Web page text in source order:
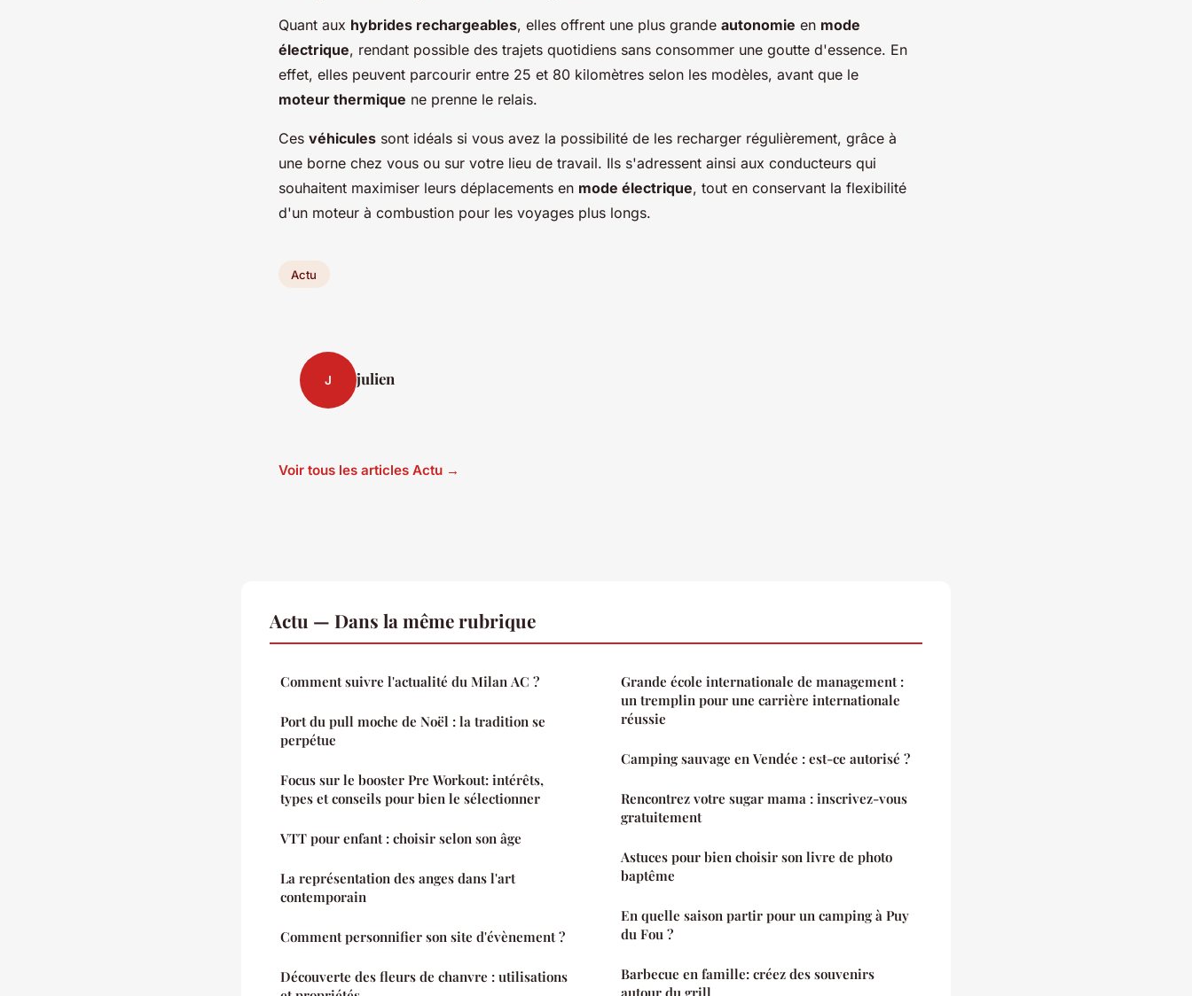
Quant aux hybrides rechargeables, elles offrent une plus grande autonomie en mode
électrique, rendant possible des trajets quotidiens sans consommer une goutte d'essence. En
effet, elles peuvent parcourir entre 25 et 80 kilomètres selon les modèles, avant que le
moteur thermique ne prenne le relais.
Ces véhicules sont idéals si vous avez la possibilité de les recharger régulièrement, grâce à
une borne chez vous ou sur votre lieu de travail. Ils s'adressent ainsi aux conducteurs qui
souhaitent maximiser leurs déplacements en mode électrique, tout en conservant la flexibilité
d'un moteur à combustion pour les voyages plus longs.
Actu
J julien
Voir tous les articles Actu →
Actu — Dans la même rubrique
Comment suivre l'actualité du Milan AC ?
Port du pull moche de Noël : la tradition se
perpétue
Focus sur le booster Pre Workout: intérêts,
types et conseils pour bien le sélectionner
VTT pour enfant : choisir selon son âge
La représentation des anges dans l'art
contemporain
Comment personnifier son site d'évènement ?
Découverte des fleurs de chanvre : utilisations
Grande école internationale de management :
un tremplin pour une carrière internationale
réussie
Camping sauvage en Vendée : est-ce autorisé ?
Rencontrez votre sugar mama : inscrivez-vous
gratuitement
Astuces pour bien choisir son livre de photo
baptême
En quelle saison partir pour un camping à Puy
du Fou ?
Barbecue en famille: créez des souvenirs